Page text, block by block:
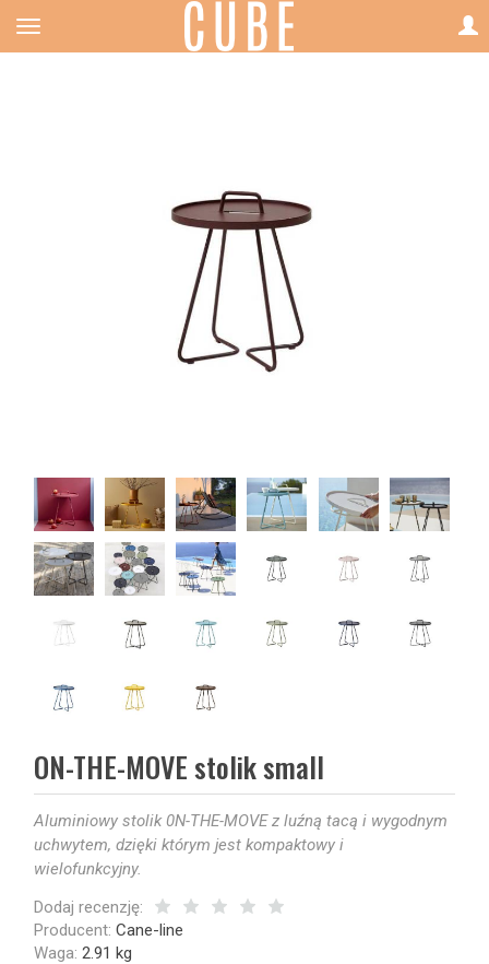
ON-THE-MOVE stolik small
Aluminiowy stolik 0N-THE-MOVE z luźną tacą i wygodnym
uchwytem, dzięki którym jest kompaktowy i
wielofunkcyjny.
Dodaj recenzję:
Producent: Cane-line
Waga: 2.91 kg